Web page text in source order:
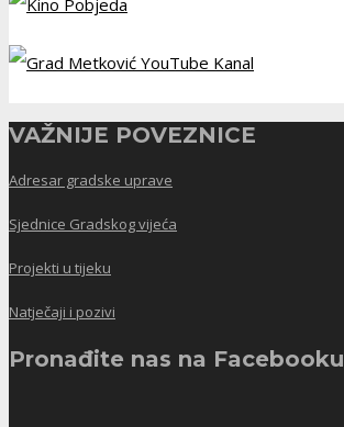
VAŽNIJE POVEZNICE
Adresar gradske uprave
Sjednice Gradskog vijeća
Projekti u tijeku
Natječaji i pozivi
Pronađite nas na Facebooku